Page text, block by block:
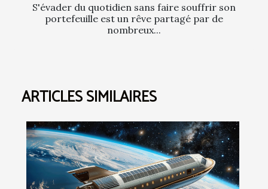
S'évader du quotidien sans faire souffrir son
portefeuille est un rêve partagé par de
nombreux...
ARTICLES SIMILAIRES